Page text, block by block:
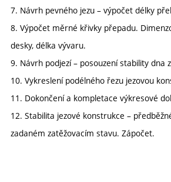
7. Návrh pevného jezu – výpočet délky
8. Výpočet měrné křivky přepadu.
desky, délka vývaru.
9. Návrh podjezí – posouzení stability dna
10. Vykreslení podélného řezu jezovou
11. Dokončení a kompletace výkresové
12. Stabilita jezové konstrukce –
zadaném zatěžovacím stavu. Zápočet.